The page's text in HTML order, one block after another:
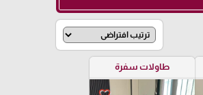
طاولات سفرة